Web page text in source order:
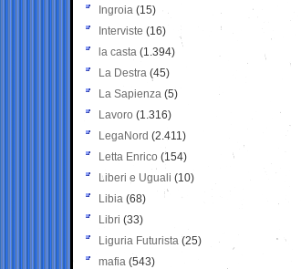
Ingroia (15)
Interviste (16)
la casta (1.394)
La Destra (45)
La Sapienza (5)
Lavoro (1.316)
LegaNord (2.411)
Letta Enrico (154)
Liberi e Uguali (10)
Libia (68)
Libri (33)
Liguria Futurista (25)
mafia (543)